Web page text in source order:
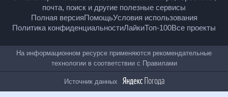
© Рамблер — главные новости России и мира,
гороскопы, почта, поиск и другие полезные сервисы
Полная версияПомощьУсловия использования
Все проекты
На информационном ресурсе применяются
рекомендательные технологии в соответствии с